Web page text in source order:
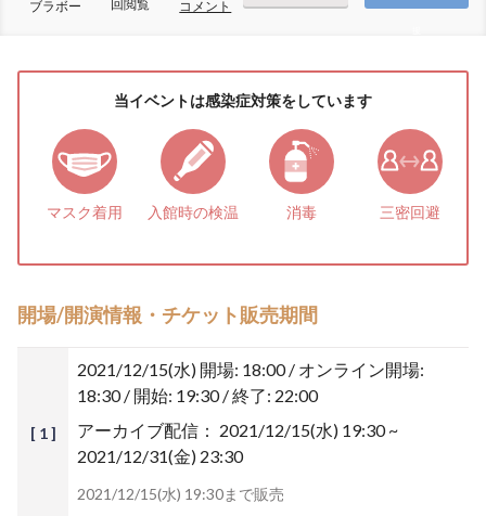
ブラボー 回閲覧 コメント
当イベントは感染症対策をしています
マスク着用 入館時の検温 消毒 三密回避
開場/開演情報・チケット販売期間
[ 1 ]
2021/12/15(水) 開場: 18:00 / オンライン開場:
18:30 / 開始: 19:30 / 終了: 22:00
アーカイブ配信： 2021/12/15(水) 19:30 ~
2021/12/31(金) 23:30
2021/12/15(水) 19:30まで販売